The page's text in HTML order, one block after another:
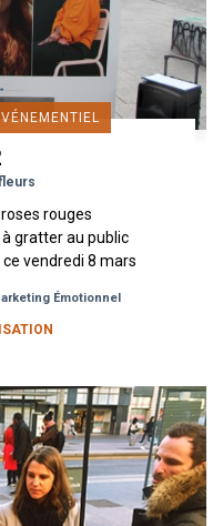
rouges
gratter au public
vendredi 8 mars
Émotionnel